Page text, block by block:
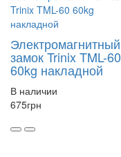
Электромагнитный
замок Trinix TML-60
60kg накладной
В наличии
675грн